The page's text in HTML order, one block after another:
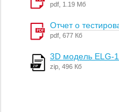
pdf, 1.19 Мб
Отчет о
pdf, 677 Кб
3D модель ELG-
zip, 496 Кб